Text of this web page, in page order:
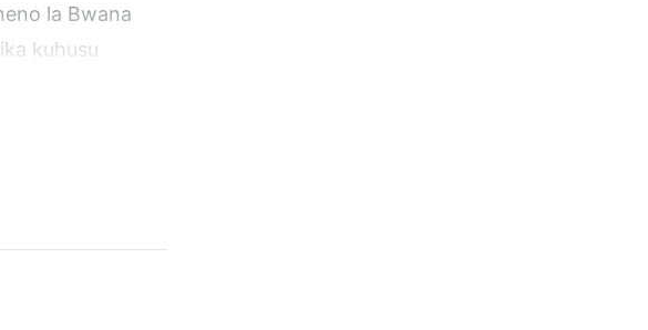
la Bwana
kuhusu
uchunguze
Biblia ni
Lin